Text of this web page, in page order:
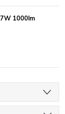
1000lm